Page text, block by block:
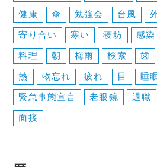
健康
傘 勉強会 台風
寄り合い
寒い 寝坊 感染
料理
朝 梅雨 検索 歯
熱
物忘れ 疲れ 目 睡
緊急事態宣言
老眼鏡 退職
面接